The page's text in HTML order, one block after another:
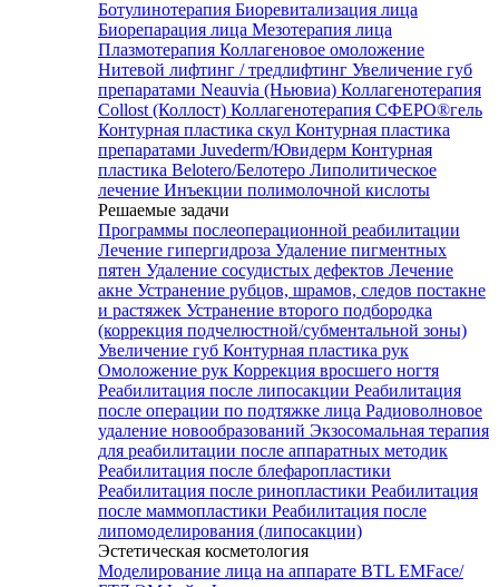
Ботулинотерапия Биоревитализация лица
Биорепарация лица Мезотерапия лица
Плазмотерапия Коллагеновое омоложение
Нитевой лифтинг / тредлифтинг Увеличение губ
препаратами Neauvia (Ньювиа) Коллагенотерапия
Collost (Коллост) Коллагенотерапия СФЕРО®гель
Контурная пластика скул Контурная пластика
препаратами Juvederm/Ювидерм Контурная
пластика Belotero/Белотеро Липолитическое
лечение Инъекции полимолочной кислоты
Решаемые задачи
Программы послеоперационной реабилитации
Лечение гипергидроза Удаление пигментных
пятен Удаление сосудистых дефектов Лечение
акне Устранение рубцов, шрамов, следов постакне
и растяжек Устранение второго подбородка
(коррекция подчелюстной/субментальной зоны)
Увеличение губ Контурная пластика рук
Омоложение рук Коррекция вросшего ногтя
Реабилитация после липосакции Реабилитация
после операции по подтяжке лица Радиоволновое
удаление новообразований Экзосомальная терапия
для реабилитации после аппаратных методик
Реабилитация после блефаропластики
Реабилитация после ринопластики Реабилитация
после маммопластики Реабилитация после
липомоделирования (липосакции)
Эстетическая косметология
Моделирование лица на аппарате BTL EMFace/